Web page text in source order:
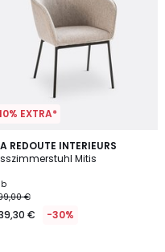
EXTRA*
REDOUTE INTERIEURS
Mitis
€
€ -30%
4,5
/ 5